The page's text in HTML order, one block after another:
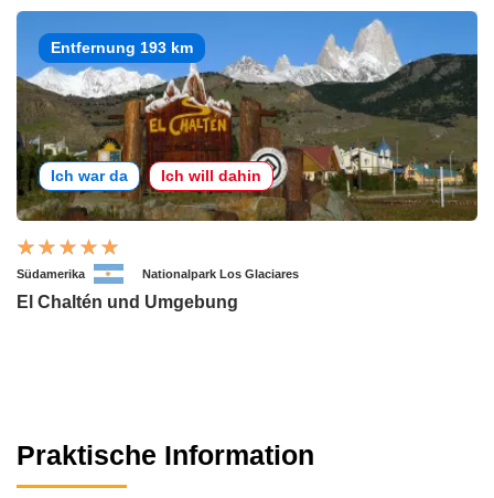
Entfernung 193 km
Ich war da Ich will dahin
Südamerika Nationalpark Los Glaciares
El Chaltén und Umgebung
Praktische Information